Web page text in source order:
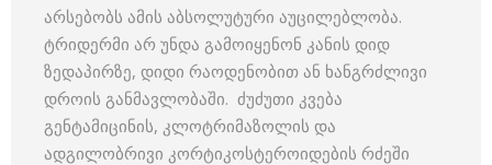
არსებობს ამის აბსოლუტური აუცილებლობა.
ტრიდერმი არ უნდა გამოიყენონ კანის დიდ
ზედაპირზე, დიდი რაოდენობით ან ხანგრძლივი
დროის განმავლობაში. ძუძუთი კვება
გენტამიცინის, კლოტრიმაზოლის და
ადგილობრივი კორტიკოსტეროიდების რძეში